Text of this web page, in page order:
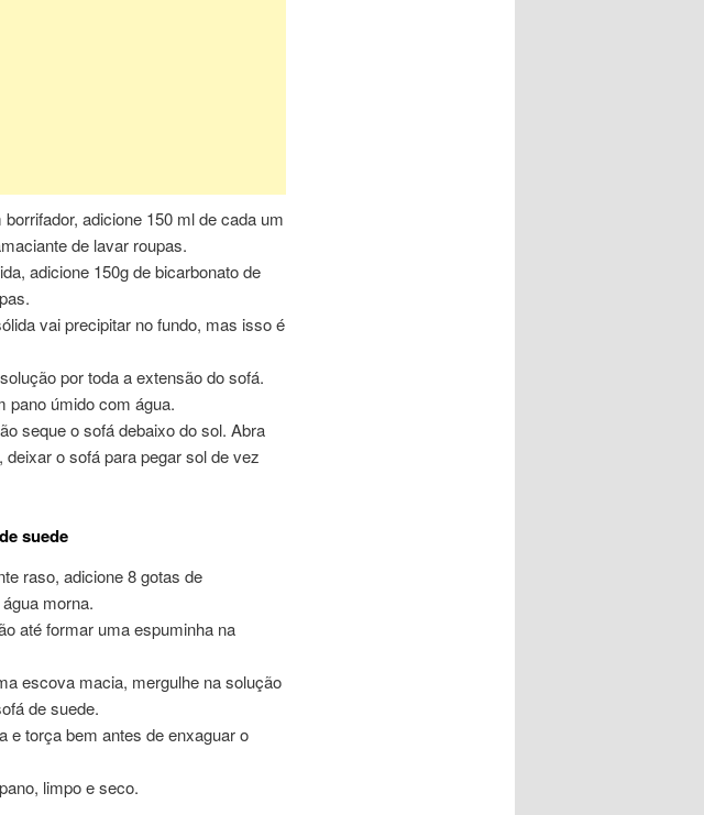
borrifador, adicione 150 ml de cada um
de lavar roupas.
adicione 150g de bicarbonato de
vai precipitar no fundo, mas isso é
por toda a extensão do sofá.
pano úmido com água.
seque o sofá debaixo do sol. Abra
o sofá para pegar sol de vez
suede
raso, adicione 8 gotas de
morna.
até formar uma espuminha na
escova macia, mergulhe na solução
de suede.
e torça bem antes de enxaguar o
limpo e seco.